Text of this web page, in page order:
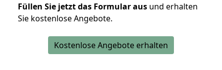
Füllen Sie jetzt das Formular aus und erhalten
Sie kostenlose Angebote.
Kostenlose Angebote erhalten